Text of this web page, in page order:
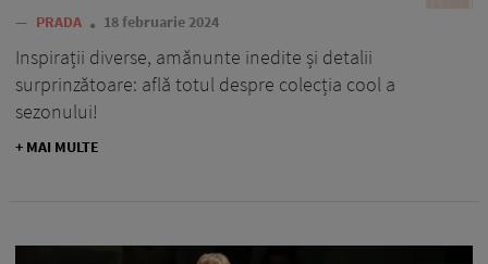
— PRADA 18 februarie 2024
Inspirații diverse, amănunte inedite și detalii
surprinzătoare: află totul despre colecția cool a
sezonului!
+ MAI MULTE